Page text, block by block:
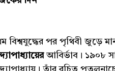
বিশ্বযুদ্ধের পর পৃথিবী জুড়ে
আবির্ভাব। ১৯০৮